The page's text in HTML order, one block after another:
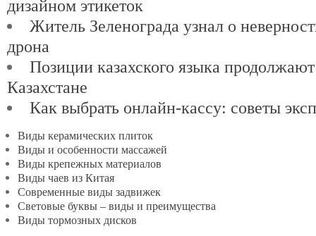
дизайном этикеток
Житель Зеленограда узнал о
дрона
Позиции казахского языка
Казахстане
Как выбрать онлайн-кассу: советы
Виды керамических плиток
Виды и особенности массажей
Виды крепежных материалов
Виды чаев из Китая
Современные виды задвижек
Световые буквы – виды и преимущества
Виды тормозных дисков